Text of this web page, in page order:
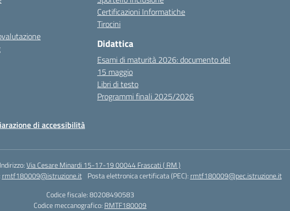
Certificazioni Informatiche
Tirocini
Didattica
Esami di maturità 2026: documento del
15 maggio
Libri di testo
Programmi finali 2025/2026
di accessibilità
Indirizzo:Via Cesare Minardi 15-17-19 00044 Frascati ( RM )
rmtf180009@istruzione.it Posta elettronica certificata (PEC): rmtf180009@pec.istruzione.it
Codice fiscale: 80208490583
Codice meccanografico: RMTF180009